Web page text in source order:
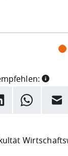
WhatsappE-Mail